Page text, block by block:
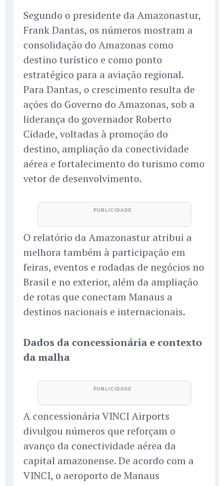
Segundo o presidente da Amazonastur,
Frank Dantas, os números mostram a
consolidação do Amazonas como
destino turístico e como ponto
estratégico para a aviação regional.
Para Dantas, o crescimento resulta de
ações do Governo do Amazonas, sob a
liderança do governador Roberto
Cidade, voltadas à promoção do
destino, ampliação da conectividade
aérea e fortalecimento do turismo como
vetor de desenvolvimento.
O relatório da Amazonastur atribui a
melhora também à participação em
feiras, eventos e rodadas de negócios no
Brasil e no exterior, além da ampliação
de rotas que conectam Manaus a
destinos nacionais e internacionais.
Dados da concessionária e contexto
da malha
A concessionária VINCI Airports
divulgou números que reforçam o
avanço da conectividade aérea da
capital amazonense. De acordo com a
VINCI, o aeroporto de Manaus